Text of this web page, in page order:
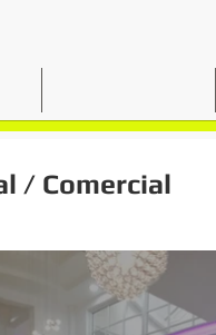
/ Comercial